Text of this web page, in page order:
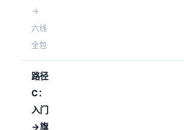
→
六线
全包
路径
C：
入门
→旗